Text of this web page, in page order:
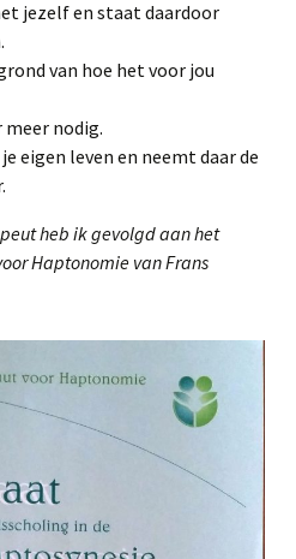
jezelf en staat daardoor
van hoe het voor jou
nodig.
eigen leven en neemt daar de
heb ik gevolgd aan het
Haptonomie van Frans